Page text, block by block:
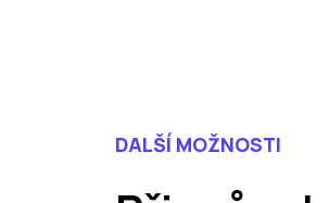
DALŠÍ MOŽNOSTI